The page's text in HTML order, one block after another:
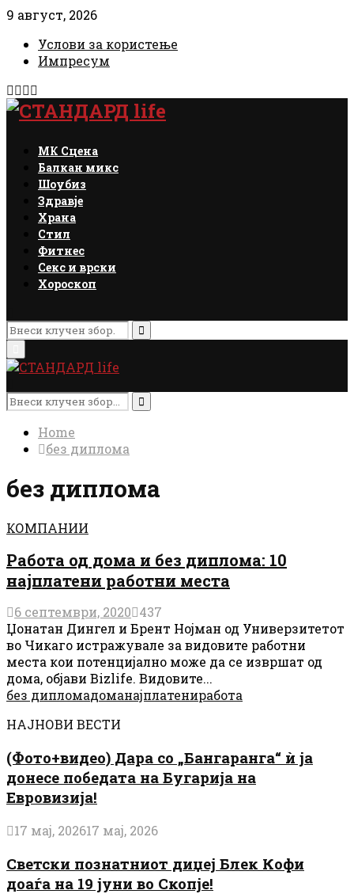
9 август, 2026
Услови за користење
Импресум
Facebook
Instagram
Email
МК Сцена
Балкан микс
Шоубиз
Здравје
Храна
Стил
Фитнес
Секс и врски
Хороскоп
Search
for:
Search
Menu
Search
for:
Search
Home
без диплома
без диплома
КОМПАНИИ
Работа од дома и без диплома: 10
најплатени работни места
6 септември, 2020 437
Џонатан Дингел и Брент Нојман од Универзитетот
во Чикаго истражувале за видовите работни
места кои потенцијално може да се извршат од
дома, објави Bizlife. Видовите...
без дипломадоманајплатениработа
НАЈНОВИ ВЕСТИ
(Фото+видео) Дара со „Бангаранга“ ѝ ја
донесе победата на Бугарија на
Евровизија!
17 мај, 202617 мај, 2026
Светски познатниот диџеј Блек Кофи
доаѓа на 19 јуни во Скопје!